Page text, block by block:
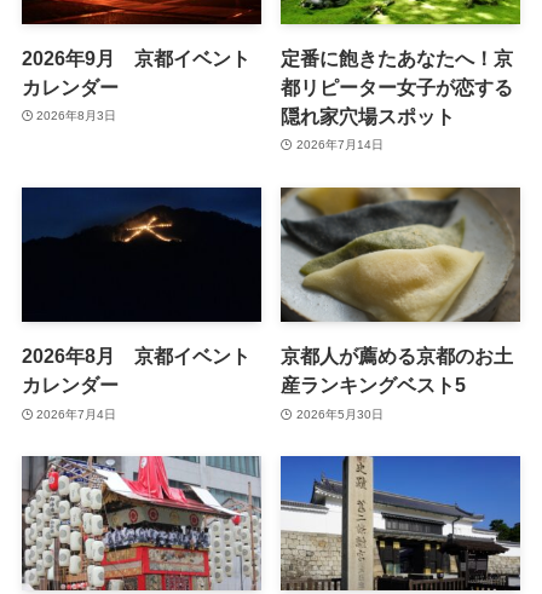
2026年9月 京都イベント
カレンダー
2026年8月3日
定番に飽きたあなたへ！京
都リピーター女子が恋する
隠れ家穴場スポット
2026年7月14日
2026年8月 京都イベント
カレンダー
2026年7月4日
京都人が薦める京都のお土
産ランキングベスト5
2026年5月30日